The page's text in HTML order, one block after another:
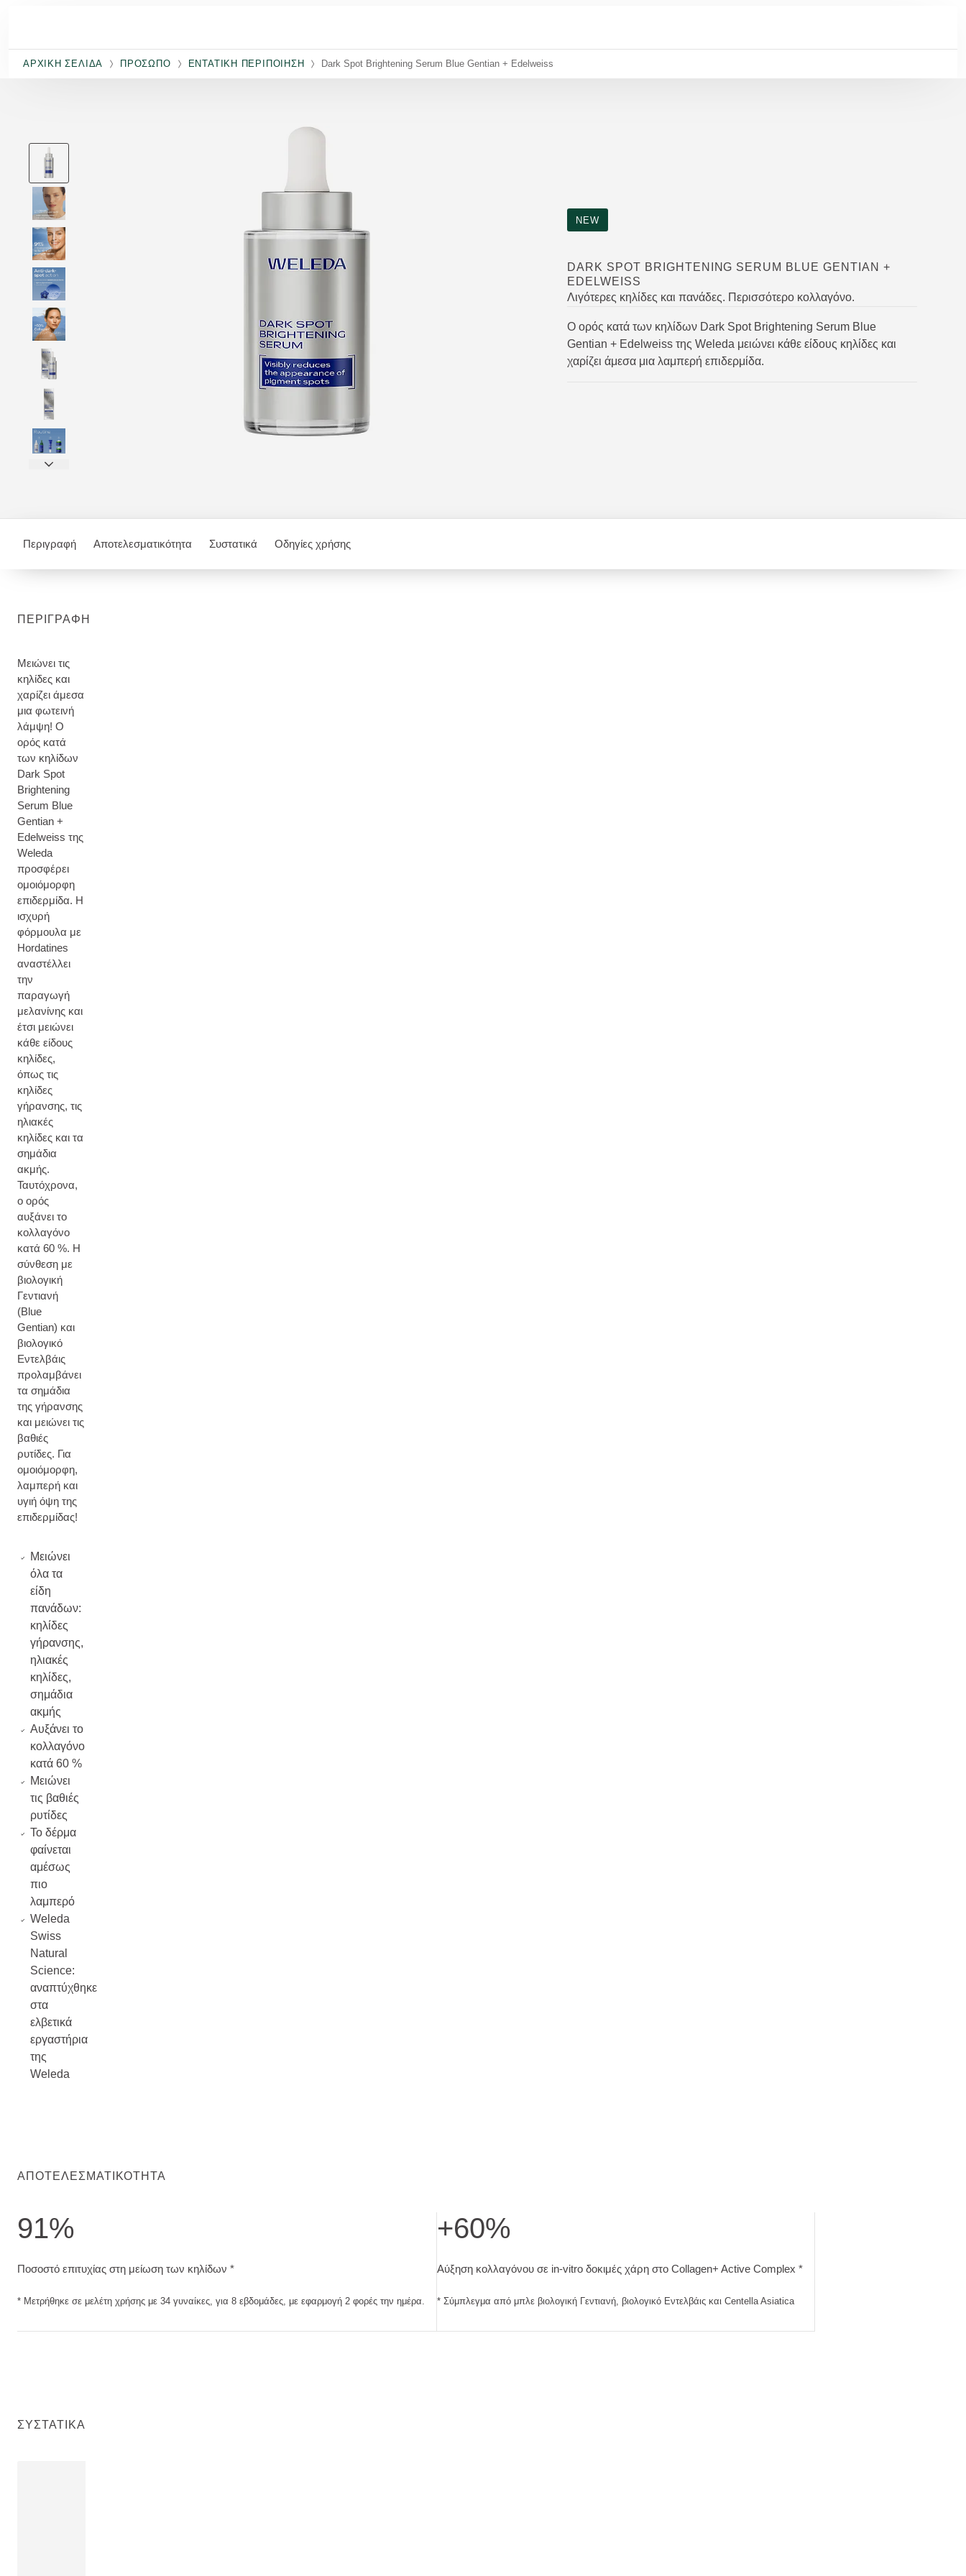
ΑΡΧΙΚΉ ΣΕΛΊΔΑ ΠΡΌΣΩΠΟ ΕΝΤΑΤΙΚΉ ΠΕΡΙΠΟΊΗΣΗ Dark Spot Brightening Serum Blue Gentian + Εdelweiss
NEW
DARK SPOT BRIGHTENING SERUM BLUE GENTIAN +
ΕDELWEISS
Λιγότερες κηλίδες και πανάδες. Περισσότερο κολλαγόνο.
Ο ορός κατά των κηλίδων Dark Spot Brightening Serum Blue
Gentian + Εdelweiss της Weleda μειώνει κάθε είδους κηλίδες και
χαρίζει άμεσα μια λαμπερή επιδερμίδα.
Περιγραφή Αποτελεσματικότητα Συστατικά Οδηγίες χρήσης
ΠΕΡΙΓΡΑΦΉ
Μειώνει τις
κηλίδες και
χαρίζει άμεσα
μια φωτεινή
λάμψη! Ο
ορός κατά
των κηλίδων
Dark Spot
Brightening
Serum Blue
Gentian +
Εdelweiss της
Weleda
προσφέρει
ομοιόμορφη
επιδερμίδα. Η
ισχυρή
φόρμουλα με
Hordatines
αναστέλλει
την
παραγωγή
μελανίνης και
έτσι μειώνει
κάθε είδους
κηλίδες,
όπως τις
κηλίδες
γήρανσης, τις
ηλιακές
κηλίδες και τα
σημάδια
ακμής.
Ταυτόχρονα,
ο ορός
αυξάνει το
κολλαγόνο
κατά 60 %. Η
σύνθεση με
βιολογική
Γεντιανή
(Blue
Gentian) και
βιολογικό
Εντελβάις
προλαμβάνει
τα σημάδια
της γήρανσης
και μειώνει τις
βαθιές
ρυτίδες. Για
ομοιόμορφη,
λαμπερή και
υγιή όψη της
επιδερμίδας!
Μειώνει
όλα τα
είδη
πανάδων:
κηλίδες
γήρανσης,
ηλιακές
κηλίδες,
σημάδια
ακμής
Αυξάνει το
κολλαγόνο
κατά 60 %
Μειώνει
τις βαθιές
ρυτίδες
Το δέρμα
φαίνεται
αμέσως
πιο
λαμπερό
Weleda
Swiss
Natural
Science:
αναπτύχθηκε
στα
ελβετικά
εργαστήρια
της
Weleda
ΑΠΟΤΕΛΕΣΜΑΤΙΚΌΤΗΤΑ
91%
Ποσοστό επιτυχίας στη μείωση των κηλίδων *
* Μετρήθηκε σε μελέτη χρήσης με 34 γυναίκες, για 8 εβδομάδες, με εφαρμογή 2 φορές την ημέρα.
+60%
Αύξηση κολλαγόνου σε in-vitro δοκιμές χάρη στο Collagen+ Active Complex *
* Σύμπλεγμα από μπλε βιολογική Γεντιανή, βιολογικό Εντελβάις και Centella Asiatica
ΣΥΣΤΑΤΙΚΆ